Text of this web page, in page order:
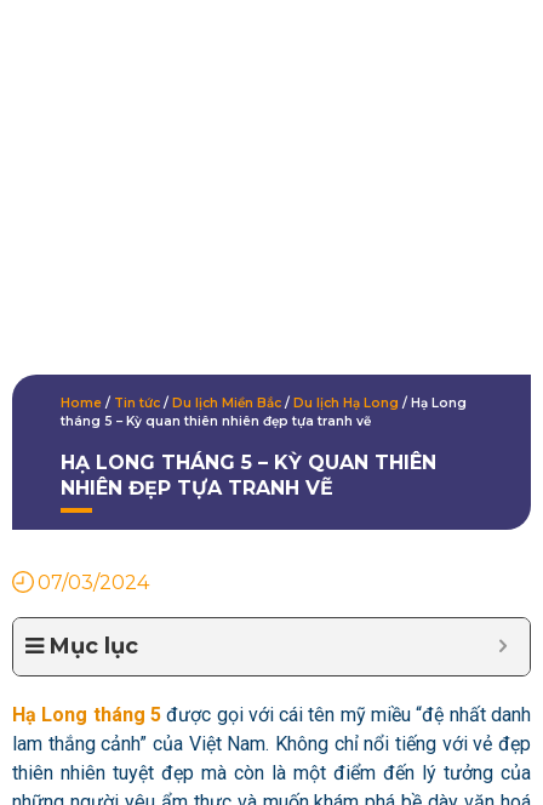
Home / Tin tức / Du lịch Miền Bắc / Du lịch Hạ Long / Hạ Long
tháng 5 – Kỳ quan thiên nhiên đẹp tựa tranh vẽ
HẠ LONG THÁNG 5 – KỲ QUAN THIÊN
NHIÊN ĐẸP TỰA TRANH VẼ
07/03/2024
Mục lục
Hạ Long tháng 5được gọi với cái tên mỹ miều “đệ nhất danh
lam thắng cảnh” của Việt Nam. Không chỉ nổi tiếng với vẻ đẹp
thiên nhiên tuyệt đẹp mà còn là một điểm đến lý tưởng của